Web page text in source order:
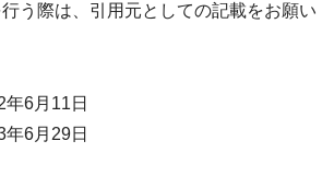
う際は、引用元としての記載をお願い
6月11日
6月29日